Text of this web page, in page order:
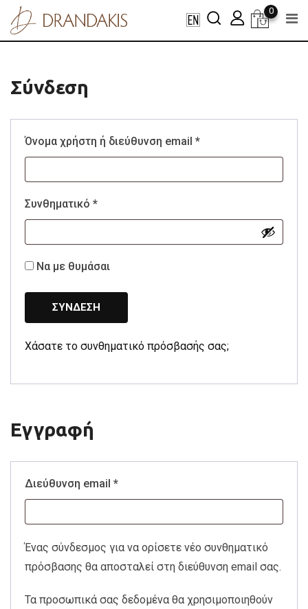
Skip
0
Σύνδεση
Όνομα χρήστη ή διεύθυνση email *Απαιτείται
Συνθηματικό *Απαιτείται
Να με θυμάσαι
ΣΎΝΔΕΣΗ
Χάσατε το συνθηματικό πρόσβασής σας;
Εγγραφή
Διεύθυνση email *Απαιτείται
Ένας σύνδεσμος για να ορίσετε νέο συνθηματικό
πρόσβασης θα αποσταλεί στη διεύθυνση email σας.
Τα προσωπικά σας δεδομένα θα χρησιμοποιηθούν